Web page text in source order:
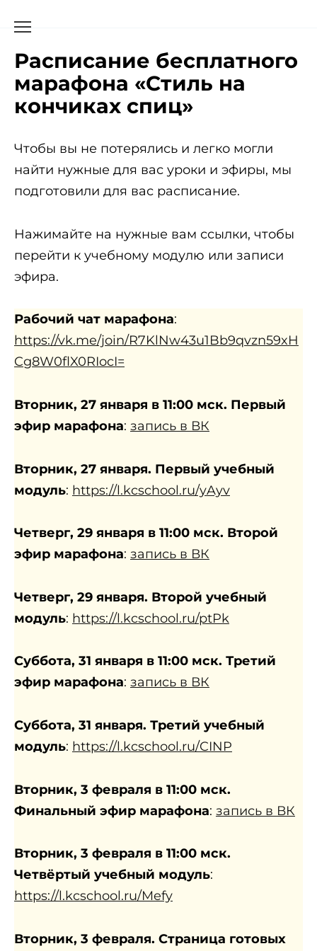
Расписание бесплатного
марафона «Стиль на
кончиках спиц»
Чтобы вы не потерялись и легко могли
найти нужные для вас уроки и эфиры, мы
подготовили для вас расписание.
Нажимайте на нужные вам ссылки, чтобы
перейти к учебному модулю или записи
эфира.
Рабочий чат марафона:
https://vk.me/join/R7KlNw43u1Bb9qvzn59xH
Cg8W0flX0RIocI=
Вторник, 27 января в 11:00 мск. Первый
эфир марафона: запись в ВК
Вторник, 27 января. Первый учебный
модуль: https://l.kcschool.ru/yAyv
Четверг, 29 января в 11:00 мск. Второй
эфир марафона: запись в ВК
Четверг, 29 января. Второй учебный
модуль: https://l.kcschool.ru/ptPk
Суббота, 31 января в 11:00 мск. Третий
эфир марафона: запись в ВК
Суббота, 31 января. Третий учебный
модуль: https://l.kcschool.ru/CINP
Вторник, 3 февраля в 11:00 мск.
Финальный эфир марафона: запись в ВК
Вторник, 3 февраля в 11:00 мск.
Четвёртый учебный модуль:
https://l.kcschool.ru/Mefy
Вторник, 3 февраля. Страница готовых